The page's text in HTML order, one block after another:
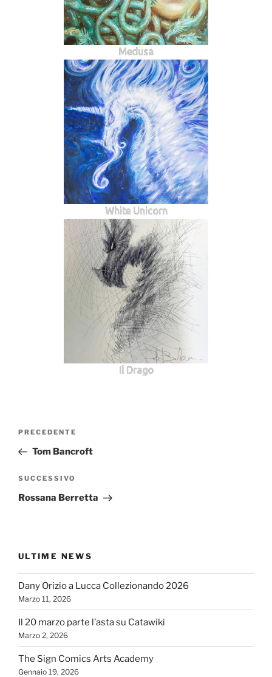
Medusa
White Unicorn
Il Drago
Navigazione
Articolo
precedente:
PRECEDENTE
Tom Bancroft
Articolo
successivo
SUCCESSIVO
Rossana Berretta
ULTIME NEWS
Dany Orizio a Lucca Collezionando 2026
Marzo 11, 2026
Il 20 marzo parte l’asta su Catawiki
Marzo 2, 2026
The Sign Comics Arts Academy
Gennaio 19, 2026